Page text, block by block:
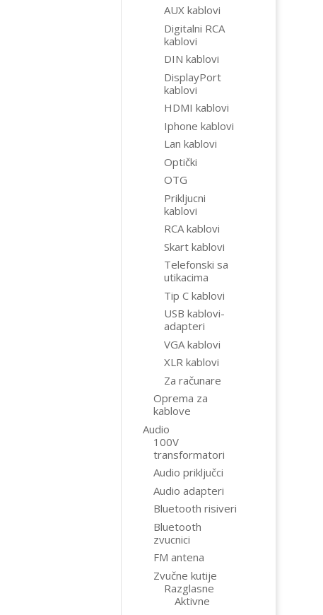
AUX kablovi
Digitalni RCA
kablovi
DIN kablovi
DisplayPort
kablovi
HDMI kablovi
Iphone kablovi
Lan kablovi
Optički
OTG
Prikljucni
kablovi
RCA kablovi
Skart kablovi
Telefonski sa
utikacima
Tip C kablovi
USB kablovi-
adapteri
VGA kablovi
XLR kablovi
Za računare
Oprema za
kablove
Audio
100V
transformatori
Audio priključci
Audio adapteri
Bluetooth risiveri
Bluetooth
zvucnici
FM antena
Zvučne kutije
Razglasne
Aktivne